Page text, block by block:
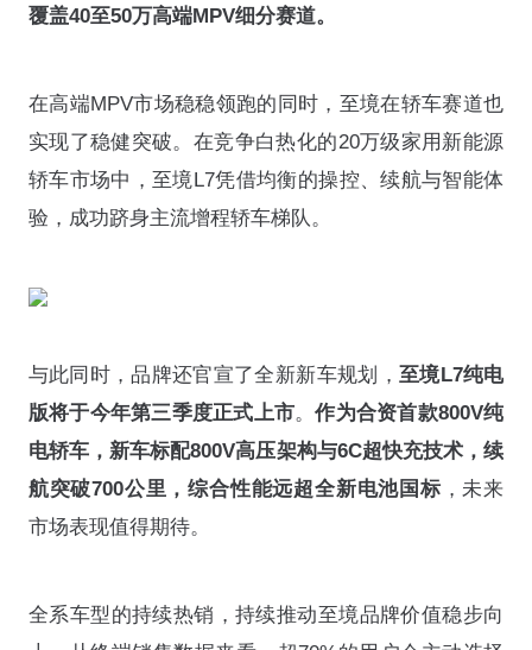
覆盖40至50万高端MPV细分赛道。
在高端MPV市场稳稳领跑的同时，至境在轿车赛道也
实现了稳健突破。在竞争白热化的20万级家用新能源
轿车市场中，至境L7凭借均衡的操控、续航与智能体
验，成功跻身主流增程轿车梯队。
与此同时，品牌还官宣了全新新车规划， 至境L7纯电
版将于今年第三季度正式上市。作为合资首款800V纯
电轿车，新车标配800V高压架构与6C超快充技术，续
航突破700公里，综合性能远超全新电池国标 ，未来
市场表现值得期待。
全系车型的持续热销，持续推动至境品牌价值稳步向